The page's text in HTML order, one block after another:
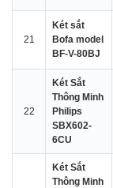
21
Két sắt
Bofa model
BF-V-80BJ
22
Két Sắt
Thông Minh
Philips
SBX602-
6CU
Két Sắt
Thông Minh